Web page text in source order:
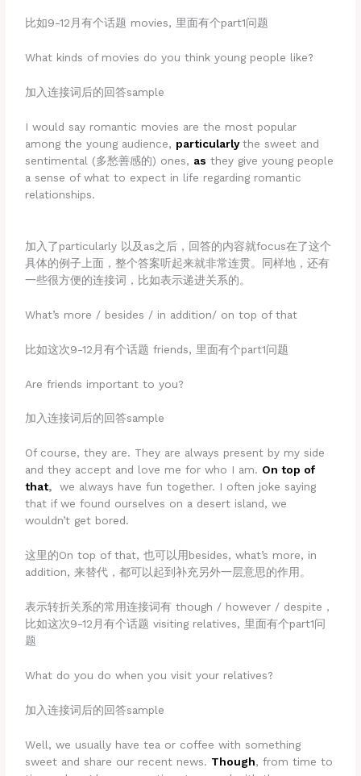
比如9-12月有个话题 movies, 里面有个part1问题
What kinds of movies do you think young people like?
加入连接词后的回答sample
I would say romantic movies are the most popular
among the young audience, particularly the sweet and
sentimental (多愁善感的) ones, as they give young people
a sense of what to expect in life regarding romantic
relationships.
加入了particularly 以及as之后，回答的内容就focus在了这个
具体的例子上面，整个答案听起来就非常连贯。同样地，还有
一些很方便的连接词，比如表示递进关系的。
What’s more / besides / in addition/ on top of that
比如这次9-12月有个话题 friends, 里面有个part1问题
Are friends important to you?
加入连接词后的回答sample
Of course, they are. They are always present by my side
and they accept and love me for who I am. On top of
that, we always have fun together. I often joke saying
that if we found ourselves on a desert island, we
wouldn’t get bored.
这里的On top of that, 也可以用besides, what’s more, in
addition, 来替代，都可以起到补充另外一层意思的作用。
表示转折关系的常用连接词有 though / however / despite，
比如这次9-12月有个话题 visiting relatives, 里面有个part1问
题
What do you do when you visit your relatives?
加入连接词后的回答sample
Well, we usually have tea or coffee with something
sweet and share our recent news. Though, from time to